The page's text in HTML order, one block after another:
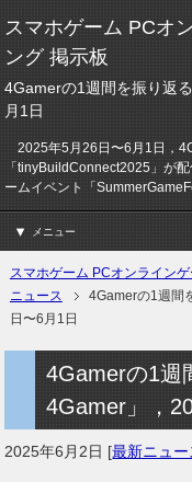
スマホゲーム PCオ
ング 掲示板
4Gamerの1週間を振り返
月1日
2025年5月26日〜6月1日，
「tinyBuildConnect2025」が
ームイベント「
メニュー
スマホゲーム PCオンライン
ニュース
4Gamerの1週間
日〜6月1日
4Gamerの1週
4Gamer」，
2025年6月2日 [最新ニュ